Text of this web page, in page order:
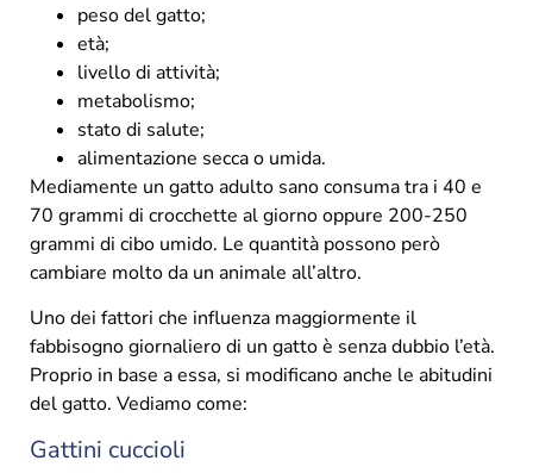
peso del gatto;
età;
livello di attività;
metabolismo;
stato di salute;
alimentazione secca o umida.
Mediamente un gatto adulto sano consuma tra i 40 e
70 grammi di crocchette al giorno oppure 200-250
grammi di cibo umido. Le quantità possono però
cambiare molto da un animale all’altro.
Uno dei fattori che influenza maggiormente il
fabbisogno giornaliero di un gatto è senza dubbio l’età.
Proprio in base a essa, si modificano anche le abitudini
del gatto. Vediamo come:
Gattini cuccioli